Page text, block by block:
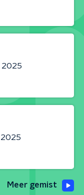
2025
2025
Meer gemist